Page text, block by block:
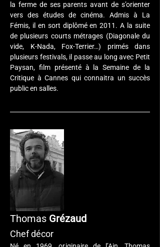
la ferme de ses parents avant de s’orienter
vers des études de cinéma. Admis à La
Fémis, il en sort diplômé en 2011. A la suite
de plusieurs courts métrages (Diagonale du
vide, K-Nada, Fox-Terrier…) primés dans
plusieurs festivals, il passe au long avec Petit
Paysan, film présenté à la Semaine de la
Critique à Cannes qui connaitra un succès
public en salles.
Thomas Grézaud
Chef décor